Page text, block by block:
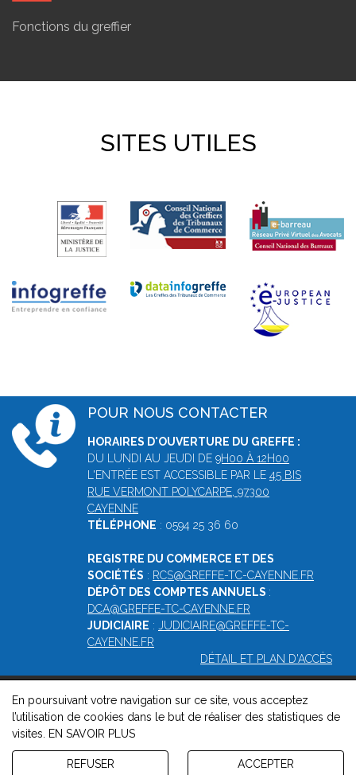
Fonctions du greffier
SITES UTILES
POUR NOUS CONTACTER
HORAIRES D'OUVERTURE DU GREFFE :
DU LUNDI AU JEUDI DE 9H00 À 12H00
L'ENTRÉE EST ACCESSIBLE PAR LE 45 BIS
RUE VERMONT POLYCARPE, 97300
CAYENNE
TÉLÉPHONE : 0594 25 36 60
REGISTRE DU COMMERCE ET DES
SOCIÉTÉS : RCS@GREFFE-TC-CAYENNE.FR
DÉPÔT DES COMPTES ANNUELS :
DCA@GREFFE-TC-CAYENNE.FR
JUDICIAIRE : JUDICIAIRE@GREFFE-TC-
CAYENNE.FR
DÉTAIL ET PLAN D'ACCÈS
© 2026, Greffe du tribunal mixte de commerce de Cayenne -
Mentions légales-Contact -Gestion des cookies-Politique de
confidentialité et de cookies
Version : 1.8.1
En poursuivant votre navigation sur ce site, vous acceptez
l’utilisation de cookies dans le but de réaliser des statistiques de
visites.
EN SAVOIR PLUS
REFUSER ACCEPTER